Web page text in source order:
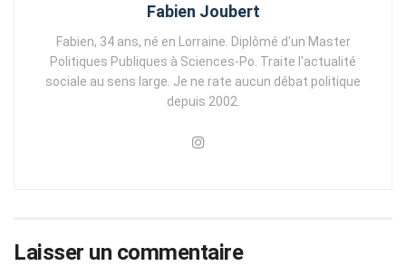
Fabien Joubert
Fabien, 34 ans, né en Lorraine. Diplômé d'un Master
Politiques Publiques à Sciences-Po. Traite l'actualité
sociale au sens large. Je ne rate aucun débat politique
depuis 2002.
Laisser un commentaire